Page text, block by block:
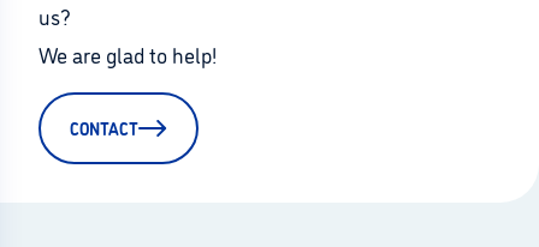
us?
We are glad to help!
CONTACT